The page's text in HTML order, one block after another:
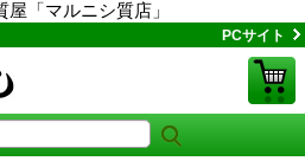
「マルニシ質店」
PCサイト